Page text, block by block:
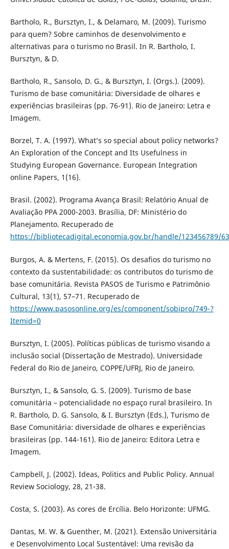
Bartholo, R., Bursztyn, I., & Delamaro, M. (2009). Turismo
para quem? Sobre caminhos de desenvolvimento e
alternativas para o turismo no Brasil. In R. Bartholo, I.
Bursztyn, & D.
Bartholo, R., Sansolo, D. G., & Bursztyn, I. (Orgs.). (2009).
Turismo de base comunitária: Diversidade de olhares e
experiências brasileiras (pp. 76-91). Rio de Janeiro: Letra e
Imagem.
Borzel, T. A. (1997). What’s so special about policy networks?
An Exploration of the Concept and Its Usefulness in
Studying European Governance. European Integration
online Papers, 1(16).
Brasil. (2002). Programa Avança Brasil: Relatório Anual de
Avaliação PPA 2000-2003. Brasília, DF: Ministério do
Planejamento. Recuperado de
https://bibliotecadigital.economia.gov.br/handle/123456789/
Burgos, A. & Mertens, F. (2015). Os desafios do turismo no
contexto da sustentabilidade: os contributos do turismo de
base comunitária. Revista PASOS de Turismo e Patrimônio
Cultural, 13(1), 57–71. Recuperado de
https://www.pasosonline.org/es/component/sobipro/749-?
Itemid=0
Bursztyn, I. (2005). Políticas públicas de turismo visando a
inclusão social (Dissertação de Mestrado). Universidade
Federal do Rio de Janeiro, COPPE/UFRJ, Rio de Janeiro.
Bursztyn, I., & Sansolo, G. S. (2009). Turismo de base
comunitária – potencialidade no espaço rural brasileiro. In
R. Bartholo, D. G. Sansolo, & I. Bursztyn (Eds.), Turismo de
Base Comunitária: diversidade de olhares e experiências
brasileiras (pp. 144-161). Rio de Janeiro: Editora Letra e
Imagem.
Campbell, J. (2002). Ideas, Politics and Public Policy. Annual
Review Sociology, 28, 21-38.
Costa, S. (2003). As cores de Ercília. Belo Horizonte: UFMG.
Dantas, M. W. & Guenther, M. (2021). Extensão Universitária
e Desenvolvimento Local Sustentável: Uma revisão da